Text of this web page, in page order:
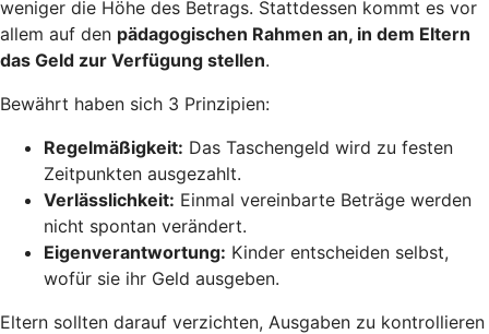
weniger die Höhe des Betrags. Stattdessen kommt es vor
allem auf den pädagogischen Rahmen an, in dem Eltern
das Geld zur Verfügung stellen.
Bewährt haben sich 3 Prinzipien:
Regelmäßigkeit: Das Taschengeld wird zu festen
Zeitpunkten ausgezahlt.
Verlässlichkeit: Einmal vereinbarte Beträge werden
nicht spontan verändert.
Eigenverantwortung: Kinder entscheiden selbst,
wofür sie ihr Geld ausgeben.
Eltern sollten darauf verzichten, Ausgaben zu kontrollieren